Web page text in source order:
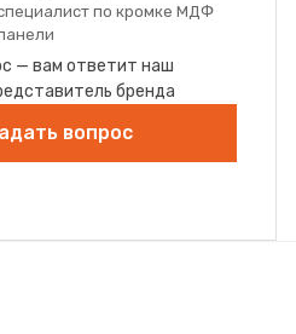
по кромке МДФ
— вам ответит наш
бренда
вопрос